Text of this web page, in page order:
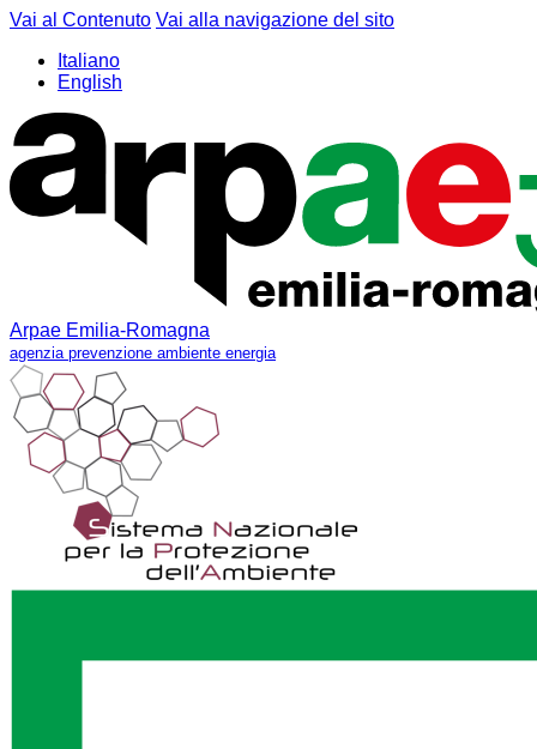
Vai al Contenuto Vai alla navigazione del sito
Italiano
English
Arpae Emilia-Romagna
agenzia prevenzione ambiente energia